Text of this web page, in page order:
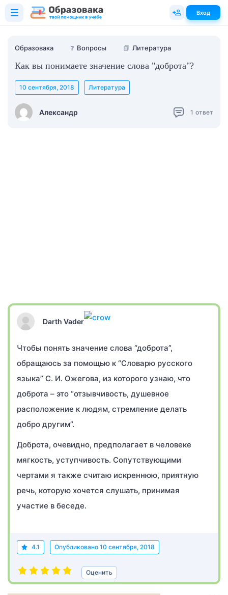
Образовака ❓ Вопросы 📗 Литература
Как вы понимаете значение слова "доброта"?
Александр
10 сентября, 2018 Литература
1 ответ
Darth Vader
Чтобы понять значение слова “доброта”,
обращаюсь за помощью к “Словарю русского
языка” С. И. Ожегова, из которого узнаю, что
доброта – это “отзывчивость, душевное
расположение к людям, стремление делать
добро другим”.
Доброта, очевидно, предполагает в человеке
мягкость, уступчивость. Сопутствующими
чертами я также считаю искреннюю, приятную
речь, которую хочется слушать, принимая
участие в беседе.
4.1 Опубликовано 10 сентября, 2018
Оценить
Вход